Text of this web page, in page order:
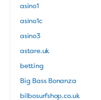
asino1
asino1c
asino3
astare.uk
betting
Big Bass Bonanza
bilbosurfshop.co.uk